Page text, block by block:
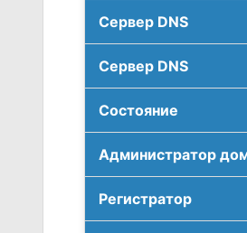
Сервер DNS
Сервер DNS
Соcтояние
Администратор
Регистратор